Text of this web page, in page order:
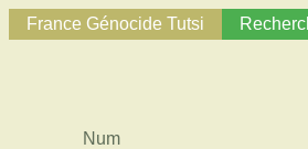
France Génocide Tutsi
Num